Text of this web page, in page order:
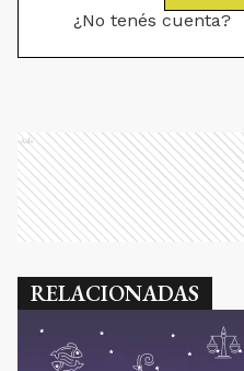
¿No tenés cuenta?
Ads
RELACIONADAS